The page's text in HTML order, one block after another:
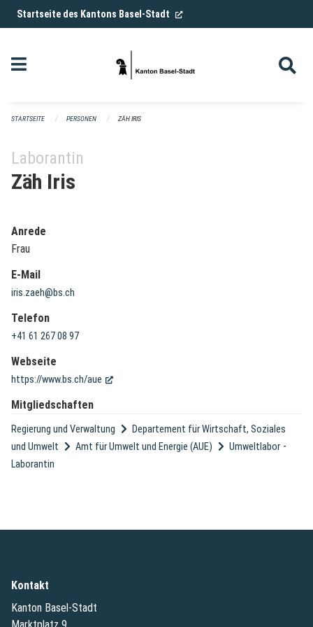
Navigation überspringen
Startseite des Kantons Basel-Stadt (External Link)
STARTSEITE PERSONEN ZÄH IRIS
Laborantin
Zäh Iris
Anrede
Frau
E-Mail
iris.zaeh@bs.ch
Telefon
+41 61 267 08 97
Webseite
https://www.bs.ch/aue (External Link)
Mitgliedschaften
Regierung und Verwaltung
Departement für Wirtschaft, Soziales
und Umwelt
Amt für Umwelt und Energie (AUE) Umweltlabor -
Laborantin
Kontakt
Kanton Basel-Stadt
Marktplatz 9